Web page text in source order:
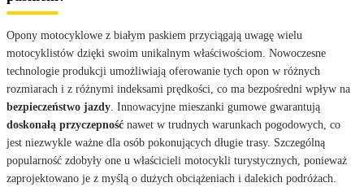
Opony motocyklowe z białym paskiem przyciągają uwagę wielu
motocyklistów dzięki swoim unikalnym właściwościom. Nowoczesne
technologie produkcji umożliwiają oferowanie tych opon w różnych
rozmiarach i z różnymi indeksami prędkości, co ma bezpośredni wpływ na
bezpieczeństwo jazdy . Innowacyjne mieszanki gumowe gwarantują
doskonałą przyczepność nawet w trudnych warunkach pogodowych, co
jest niezwykle ważne dla osób pokonujących długie trasy. Szczególną
popularność zdobyły one u właścicieli motocykli turystycznych, ponieważ
zaprojektowano je z myślą o dużych obciążeniach i dalekich podróżach.